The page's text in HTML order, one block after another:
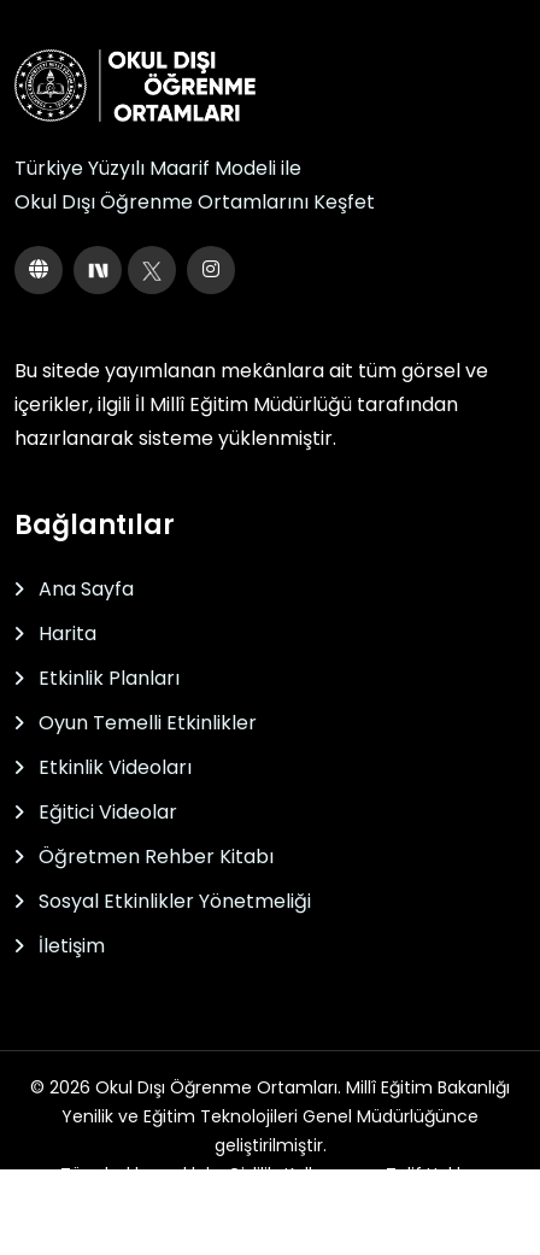
Türkiye Yüzyılı Maarif Modeli ile
Okul Dışı Öğrenme Ortamlarını Keşfet
Bu sitede yayımlanan mekânlara ait tüm görsel ve
içerikler, ilgili İl Millî Eğitim Müdürlüğü tarafından
hazırlanarak sisteme yüklenmiştir.
Bağlantılar
Ana Sayfa
Harita
Etkinlik Planları
Oyun Temelli Etkinlikler
Etkinlik Videoları
Eğitici Videolar
Öğretmen Rehber Kitabı
Sosyal Etkinlikler Yönetmeliği
İletişim
© 2026 Okul Dışı Öğrenme Ortamları. Millî Eğitim Bakanlığı
Yenilik ve Eğitim Teknolojileri Genel Müdürlüğünce
geliştirilmiştir.
Tüm hakları saklıdır. Gizlilik, Kullanım ve Telif Hakları